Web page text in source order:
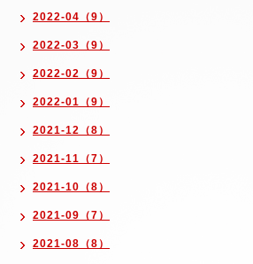
2022-04（9）
2022-03（9）
2022-02（9）
2022-01（9）
2021-12（8）
2021-11（7）
2021-10（8）
2021-09（7）
2021-08（8）